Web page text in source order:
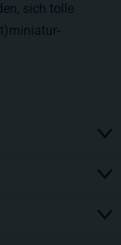
sich tolle